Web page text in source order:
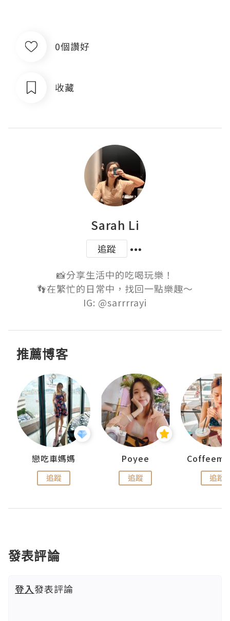
0個讚好
收藏
Sarah Li
追蹤
📸分享生活中的吃喝玩樂！
👣在繁忙的日常中，找回一點樂趣～
IG: @sarrrrayi
推薦博客
戀吃車媽媽
追蹤
Poyee
追蹤 追蹤
發表評論
登入發表評論